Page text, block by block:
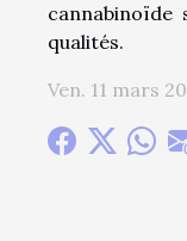
cannabinoïde
qualités.
Ven. 11 mars